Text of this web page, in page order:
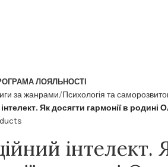
ЛОЯЛЬНОСТІ
за жанрами Психологія та
Як досягти гармонії в родині
інтелект.